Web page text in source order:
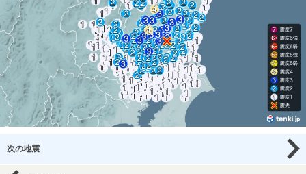
次の地震